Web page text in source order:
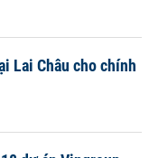
Lai Châu cho chính